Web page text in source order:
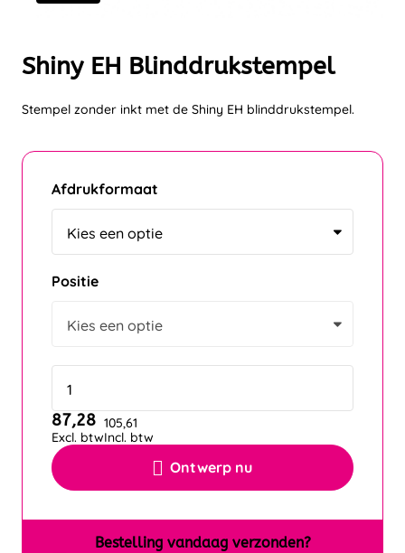
Shiny EH Blinddrukstempel
Stempel zonder inkt met de Shiny EH blinddrukstempel.
Afdrukformaat
Positie
Ontwerp nu
87,28
Excl. btw
105,61
Incl. btw
Bestelling vandaag verzonden?